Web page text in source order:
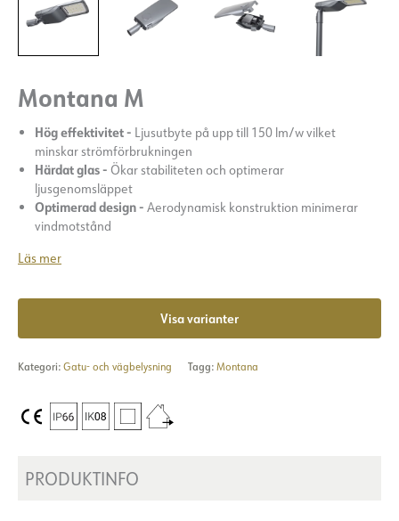
Montana M
Hög effektivitet - Ljusutbyte på upp till 150 lm/w vilket
minskar strömförbrukningen
Härdat glas - Ökar stabiliteten och optimerar
ljusgenomsläppet
Optimerad design - Aerodynamisk konstruktion minimerar
vindmotstånd
Läs mer
Visa varianter
Kategori: Gatu- och vägbelysning Tagg: Montana
PRODUKTINFO